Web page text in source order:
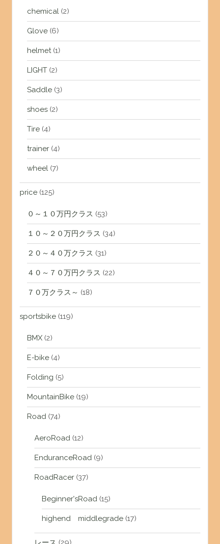
chemical(2)
Glove(6)
helmet(1)
LIGHT(2)
Saddle(3)
shoes(2)
Tire(4)
trainer(4)
wheel(7)
price(125)
０～１０万円クラス (53)
１０～２０万円クラス (34)
２０～４０万クラス (31)
４０～７０万円クラス (22)
７０万クラス～ (18)
sportsbike(119)
BMX(2)
E-bike(4)
Folding (5)
MountainBike(19)
Road(74)
AeroRoad(12)
EnduranceRoad(9)
RoadRacer(37)
Beginner'sRoad(15)
highend middlegrade(17)